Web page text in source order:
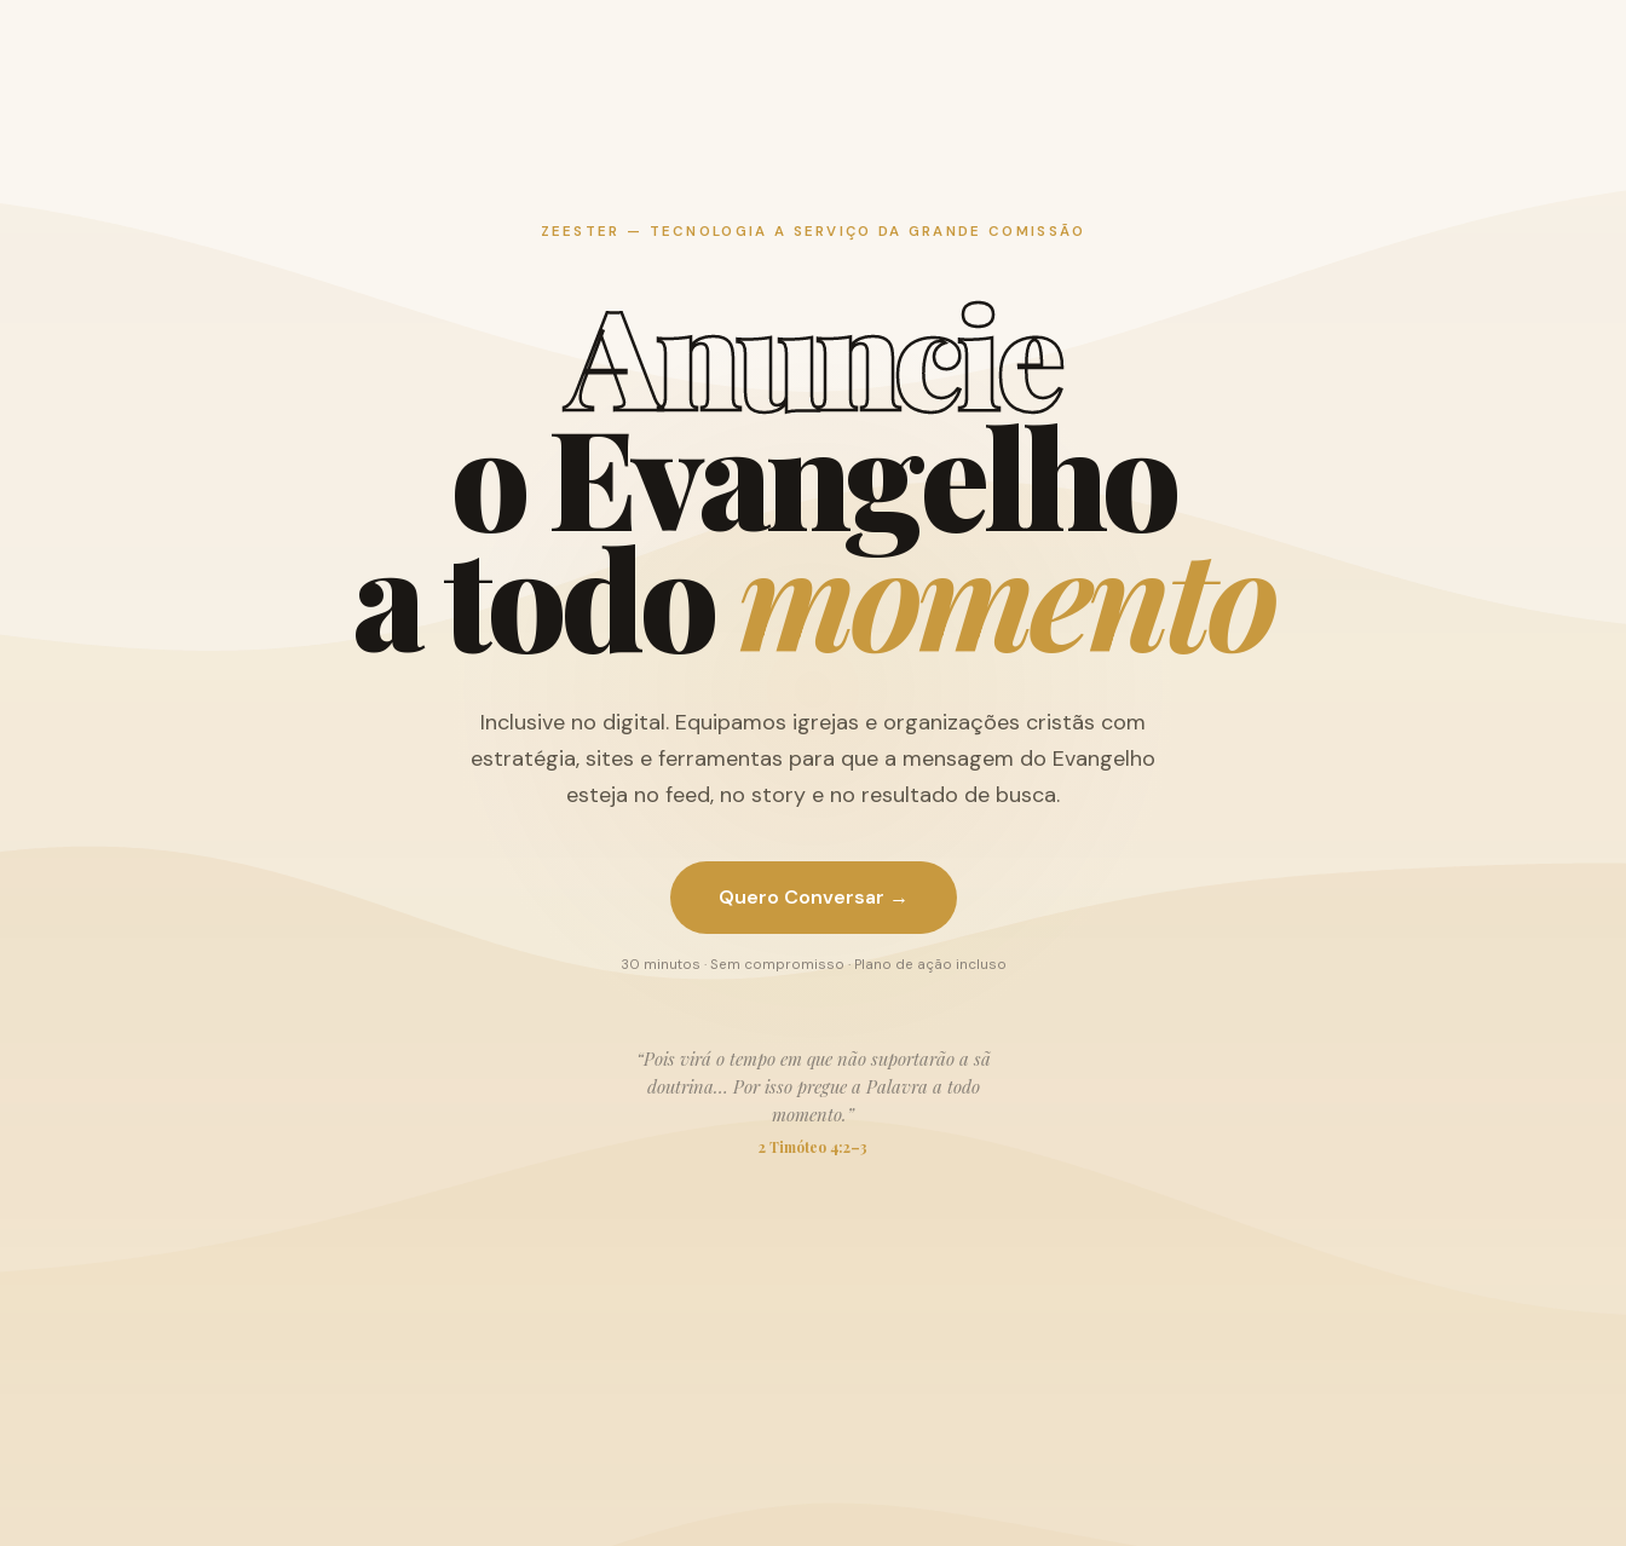
ZEESTER — TECNOLOGIA A SERVIÇO DA GRANDE COMISSÃO
Anuncie
oEvangelho
atodomomento
Inclusive no digital. Equipamos igrejas e organizações cristãs com
estratégia, sites e ferramentas para que a mensagem do Evangelho
esteja no feed, no story e no resultado de busca.
Quero Conversar →
30 minutos · Sem compromisso · Plano de ação incluso
“Pois virá o tempo em que não suportarão a sã
doutrina… Por isso pregue a Palavra a todo
momento.”
2 Timóteo 4:2–3